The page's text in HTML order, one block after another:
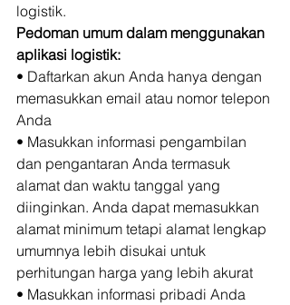
logistik.
Pedoman umum dalam menggunakan
aplikasi logistik:
• Daftarkan akun Anda hanya dengan
memasukkan email atau nomor telepon
Anda
• Masukkan informasi pengambilan
dan pengantaran Anda termasuk
alamat dan waktu tanggal yang
diinginkan. Anda dapat memasukkan
alamat minimum tetapi alamat lengkap
umumnya lebih disukai untuk
perhitungan harga yang lebih akurat
• Masukkan informasi pribadi Anda